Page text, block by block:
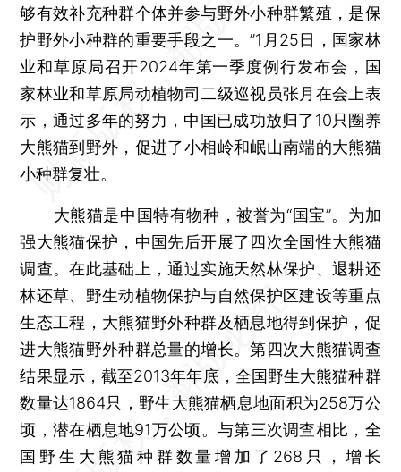
够有效补充种群个体并参与野外小种群繁殖，是保
护野外小种群的重要手段之一。”1月25日，国家林
业和草原局召开2024年第一季度例行发布会，国
家林业和草原局动植物司二级巡视员张月在会上表
示，通过多年的努力，中国已成功放归了10只圈养
大熊猫到野外，促进了小相岭和岷山南端的大熊猫
小种群复壮。
大熊猫是中国特有物种，被誉为“国宝”。为加
强大熊猫保护，中国先后开展了四次全国性大熊猫
调查。在此基础上，通过实施天然林保护、退耕还
林还草、野生动植物保护与自然保护区建设等重点
生态工程，大熊猫野外种群及栖息地得到保护，促
进大熊猫野外种群总量的增长。第四次大熊猫调查
结果显示，截至2013年年底，全国野生大熊猫种群
数量达1864只，野生大熊猫栖息地面积为258万公
顷，潜在栖息地91万公顷。与第三次调查相比，全
国野生大熊猫种群数量增加了268只，增长